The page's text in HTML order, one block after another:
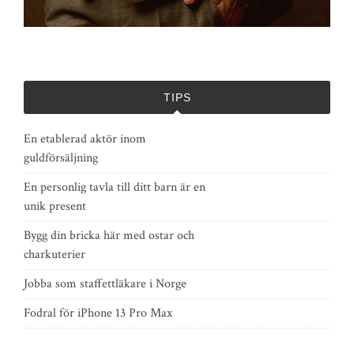
TIPS
En etablerad aktör inom
guldförsäljning
En personlig tavla till ditt barn är en
unik present
Bygg din bricka här med ostar och
charkuterier
Jobba som staffettläkare i Norge
Fodral för iPhone 13 Pro Max